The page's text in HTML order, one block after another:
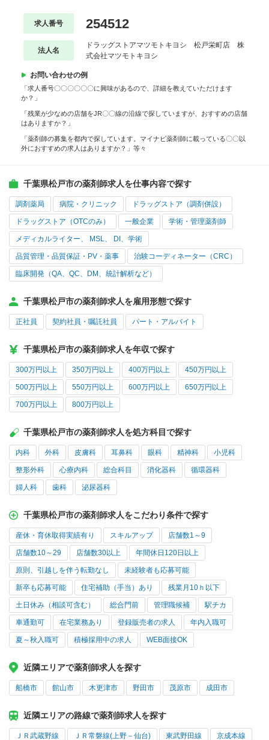
求人番号 254512
法人名
ドラッグストアマツモトキヨシ 松戸栄町店 株
式会社マツモトキヨシ
お問い合わせの例
「求人番号〇〇〇〇〇〇に興味があるので、詳細を教えていただけます
か？」
「残業が少なめの店舗をJR〇〇線の沿線で探していますが、おすすめの店舗
はありますか？」
「薬剤師の募集を都内で探しています。マイナビ薬剤師に載っている〇〇以
外におすすめの求人はありますか？」等々
千葉県松戸市の薬剤師求人を仕事内容で探す
調剤薬局 病院・クリニック ドラッグストア（調剤併設）
ドラッグストア（OTCのみ） 一般企業 学術・管理薬剤師
メディカルライター、 MSL、 DI、学術
品質管理・品質保証・PV・薬事 治験コーディネーター（CRC）
臨床開発（QA、QC、DM、統計解析など）
千葉県松戸市の薬剤師求人を雇用形態で探す
正社員 契約社員・嘱託社員 パート・アルバイト
千葉県松戸市の薬剤師求人を年収で探す
300万円以上 350万円以上 400万円以上 450万円以上
500万円以上 550万円以上 600万円以上 650万円以上
700万円以上 800万円以上
千葉県松戸市の薬剤師求人を処方科目で探す
内科 外科 皮膚科 耳鼻科 眼科 精神科 小児科
整形外科 心療内科 総合科目 消化器科 循環器科
婦人科 歯科 泌尿器科
千葉県松戸市の薬剤師求人をこだわり条件で探す
産休・育休取得実績有り スキルアップ 店舗数1～9
店舗数10～29 店舗数30以上 年間休日120日以上
原則、引越しを伴う転勤なし 未経験者も応募可能
新卒も応募可能 住宅補助（手当）あり 残業月10ｈ以下
土日休み（相談可含む） 総合門前 管理職候補 駅チカ
車通勤可 在宅業務あり 登録販売者の求人 年内入職可
夏～秋入職可 積極採用中の求人 WEB面接OK
近隣エリアで薬剤師求人を探す
船橋市 館山市 木更津市 野田市 茂原市 成田市
近隣エリアの路線で薬剤師求人を探す
ＪＲ武蔵野線 ＪＲ常磐線(上野－仙台) 東武野田線 京成本線